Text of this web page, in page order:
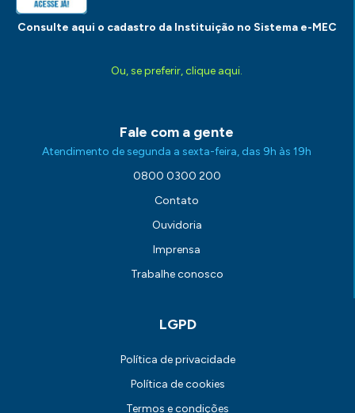
Consulte aqui o cadastro da Instituição no Sistema e-MEC
Ou, se preferir, clique aqui.
Fale com a gente
Atendimento de segunda a sexta-feira, das 9h às 19h
0800 0300 200
Contato
Ouvidoria
Imprensa
Trabalhe conosco
LGPD
Política de privacidade
Política de cookies
Termos e condições